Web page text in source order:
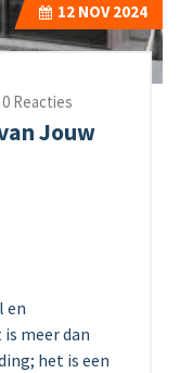
12 NOV 2024
0 Reacties
Jouw
en
meer dan
het is een